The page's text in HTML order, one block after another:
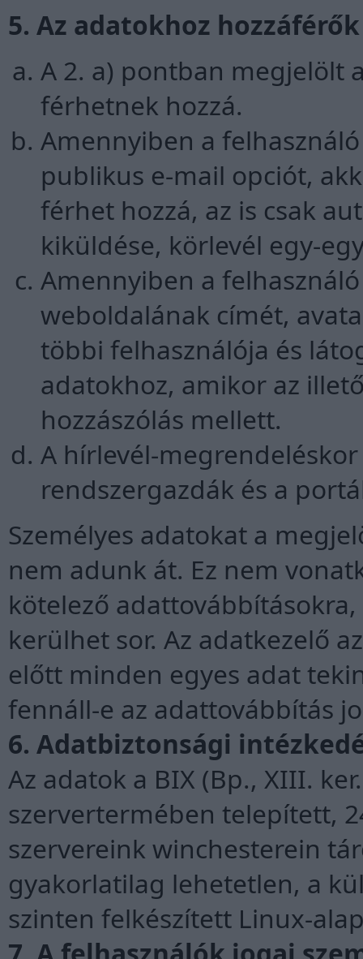
5. Az adatokhoz
A 2. a) pontban megjelölt
férhetnek hozzá.
Amennyiben a
publikus e-mail opciót,
férhet hozzá, az is csak
kiküldése, körlevél egy-
Amennyiben a
weboldalának címét,
többi felhasználója és
adatokhoz, amikor az
hozzászólás mellett.
A hírlevél-
rendszergazdák és a
Személyes adatokat a
nem adunk át. Ez nem
kötelező
kerülhet sor. Az adatkezelő
előtt minden egyes adat
fennáll-e az adattovábbítás
6. Adatbiztonsági
Az adatok a BIX (Bp., XIII.
szervertermében telepített,
szervereink winchesterein
gyakorlatilag lehetetlen, a
szinten felkészített Linux-